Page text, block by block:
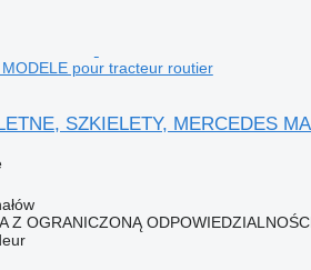
pour tracteur routier
SZKIELETY, MERCEDES
Z OGRANICZONĄ